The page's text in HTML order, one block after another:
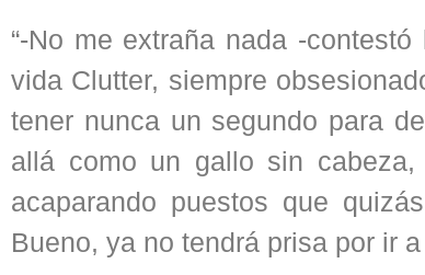
“-No me extraña nada -
vida Clutter, siempre
tener nunca un segundo para
allá como un gallo sin cabeza,
acaparando puestos que
Bueno, ya no tendrá prisa por ir